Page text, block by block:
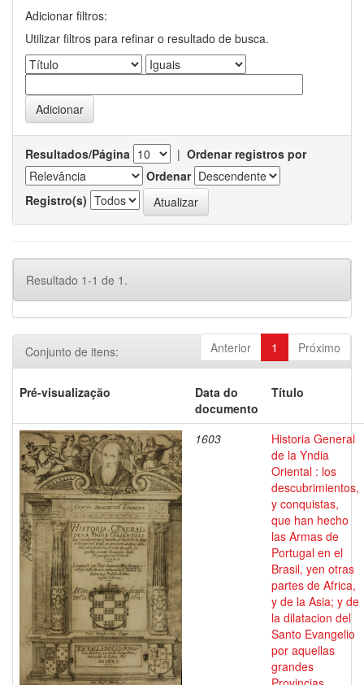
Adicionar filtros:
Utilizar filtros para refinar o resultado de busca.
Resultados/Página | Ordenar registros por
Ordenar
Registro(s)
Resultado 1-1 de 1.
Anterior 1 Próximo
Conjunto de itens:
Pré-visualização
Data do
documento
Título
1603
Historia General
de la Yndia
Oriental : los
descubrimientos,
y conquistas,
que han hecho
las Armas de
Portugal en el
Brasil, yen otras
partes de Africa,
y de la Asia; y de
la dilatacion del
Santo Evangelio
por aquellas
grandes